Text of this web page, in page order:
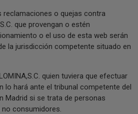
reclamaciones o quejas contra
que provengan o estén
o el uso de esta web serán
la jurisdicción competente situado en
quien tuviera que efectuar
lo hará ante el tribunal competente del
Madrid si se trata de personas
consumidores.